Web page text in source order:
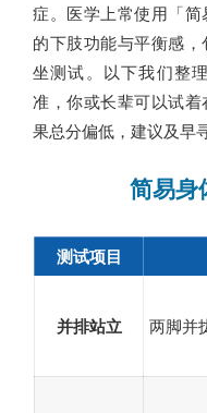
症。医学上常使用「
的下肢功能与平衡感
坐测试。以下我们整
准，你或长辈可以试
果总分偏低，建议及早
简易身
测试项目
并排站立 两脚并